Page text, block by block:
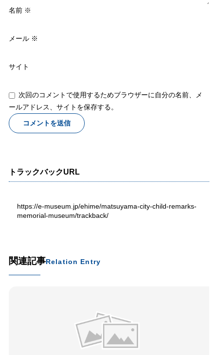
名前 ※
メール ※
サイト
次回のコメントで使用するためブラウザーに自分の名前、メ
ールアドレス、サイトを保存する。
トラックバックURL
https://e-museum.jp/ehime/matsuyama-city-child-remarks-
memorial-museum/trackback/
関連記事Relation Entry